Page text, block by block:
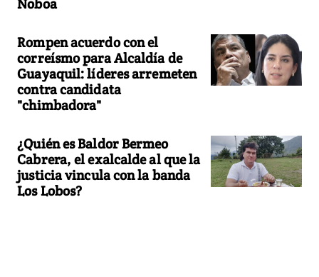
Noboa
Rompen acuerdo con el
correísmo para Alcaldía de
Guayaquil: líderes arremeten
contra candidata
"chimbadora"
¿Quién es Baldor Bermeo
Cabrera, el exalcalde al que la
justicia vincula con la banda
Los Lobos?